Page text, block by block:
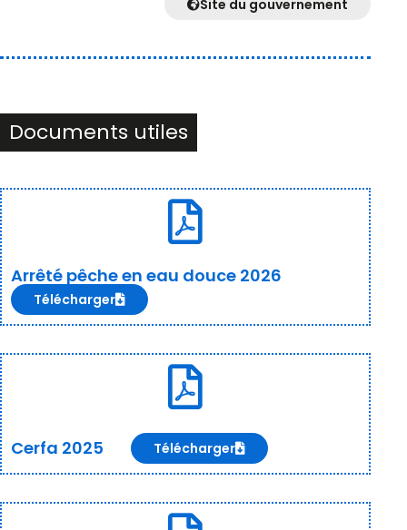
Site du gouvernement
Documents utiles
Arrêté pêche en eau douce 2026
Télécharger
Cerfa 2025 Télécharger